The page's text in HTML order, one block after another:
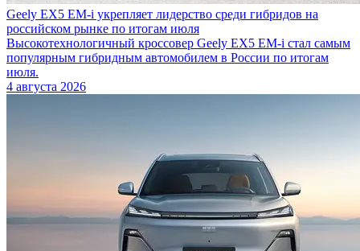
Geely EX5 EM-i укрепляет лидерство среди гибридов на
российском рынке по итогам июля
Высокотехнологичный кроссовер Geely EX5 EM-i стал самым
популярным гибридным автомобилем в России по итогам
июля.
4 августа 2026